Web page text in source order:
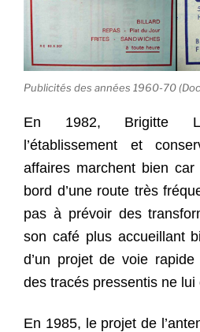
Publicités des années 1960-70
En 1982, Brigitte
l’établissement et
affaires marchent bien
bord d’une route très
pas à prévoir des
son café plus accueillant
d’un projet de voie
des tracés pressentis ne lui
En 1985, le projet de